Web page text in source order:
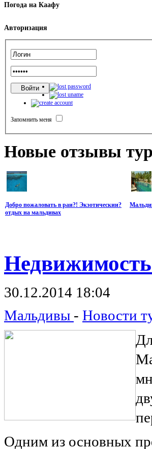
Погода на Каафу
Авторизация
Запомнить меня
Новые отзывы
Добро пожаловать в раи?! Экзотическии?
отдых на мальдивах
Недвижимость
30.12.2014 18:04
Мальдивы - Новости
Одним из основных